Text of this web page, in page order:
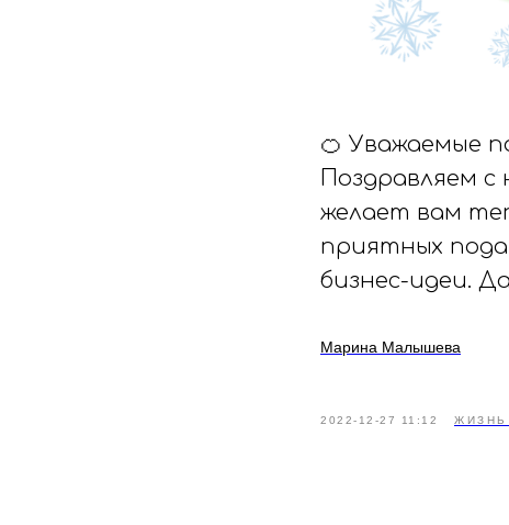
🍊 Уважаемые
Поздравляем
желает вам
приятных
бизнес-идеи.
Марина Малышева
2022-12-27 11:12